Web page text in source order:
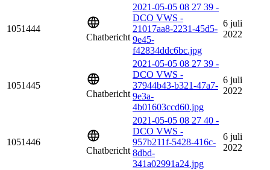
1051444
Chatbericht
2021-05-05 08 27 39 -
DCO VWS -
21017aa8-2231-45d5-
9e45-
f42834ddc6bc.jpg
6 juli
2022
1051445
Chatbericht
2021-05-05 08 27 39 -
DCO VWS -
37944b43-b321-47a7-
9e3a-
4b01603ccd60.jpg
6 juli
2022
1051446
Chatbericht
2021-05-05 08 27 40 -
DCO VWS -
957b211f-5428-416c-
8dbd-
341a02991a24.jpg
6 juli
2022